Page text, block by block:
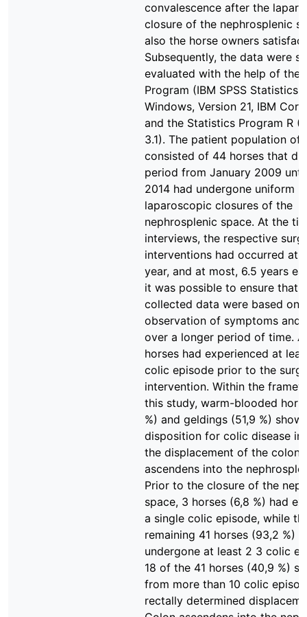
convalescence after the
closure of the nephrosplenic
also the horse owners
Subsequently, the data were
evaluated with the help of the
Program (IBM SPSS Statistics
Windows, Version 21, IBM
and the Statistics Program R
3.1). The patient population of
consisted of 44 horses that
period from January 2009
2014 had undergone uniform
laparoscopic closures of the
nephrosplenic space. At the
interviews, the respective
interventions had occurred at
year, and at most, 6.5 years
it was possible to ensure that
collected data were based on
observation of symptoms and
over a longer period of time.
horses had experienced at
colic episode prior to the
intervention. Within the
this study, warm-blooded
%) and geldings (51,9 %)
disposition for colic disease
the displacement of the colon
ascendens into the
Prior to the closure of the
space, 3 horses (6,8 %) had
a single colic episode, while
remaining 41 horses (93,2 %)
undergone at least 2 3 colic
18 of the 41 horses (40,9 %)
from more than 10 colic
rectally determined